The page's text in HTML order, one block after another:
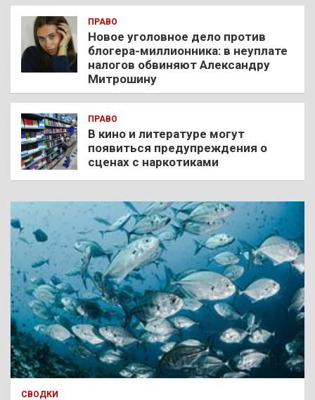
ПРАВО
Новое уголовное дело против
блогера-миллионника: в неуплате
налогов обвиняют Александру
Митрошину
ПРАВО
В кино и литературе могут
появиться предупреждения о
сценах с наркотиками
СВОДКИ